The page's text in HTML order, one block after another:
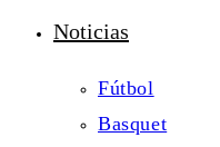
Noticias
Fútbol
Basquet